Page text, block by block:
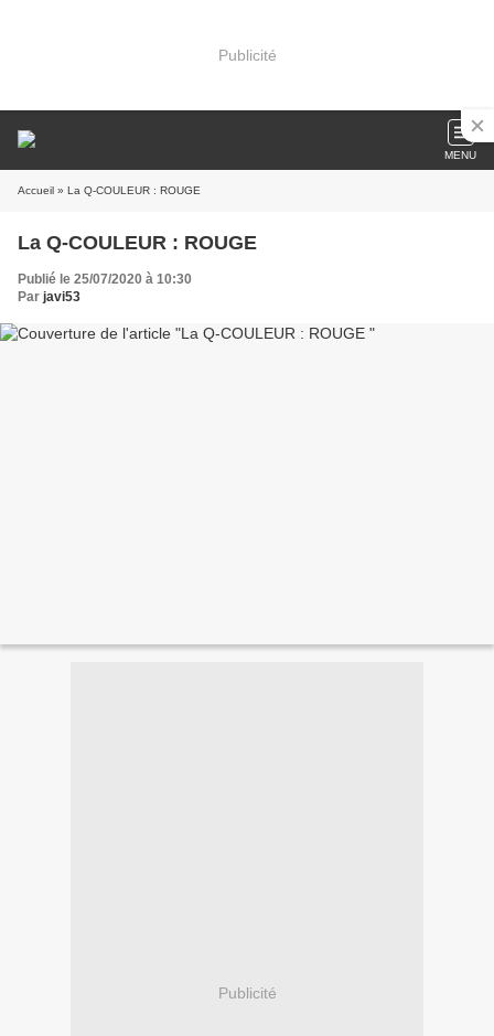
Publicité
MENU
Accueil » La Q-COULEUR : ROUGE
La Q-COULEUR : ROUGE
Publié le 25/07/2020 à 10:30
Par javi53
Publicité